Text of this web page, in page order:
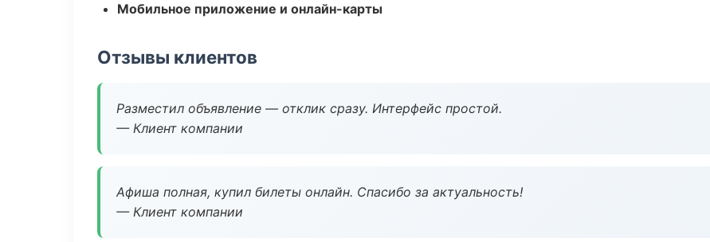
Мобильное приложение и онлайн-карты
Отзывы клиентов
Разместил объявление — отклик сразу. Интерфейс простой.
— Клиент компании
Афиша полная, купил билеты онлайн. Спасибо за актуальность!
— Клиент компании